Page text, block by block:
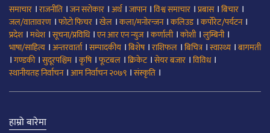
समाचार ।राजनीति ।जन सरोकार ।अर्थ।जापान।विश्व समाचार ।प्रबास।बिचार ।
जल/वातावरण ।फोटो फिचर ।खेल ।कला/मनोरन्जन।कलिउड।कर्पोरेट/पर्यटन।
प्रदेश।मधेश।सूचना/प्रविधि।एन आर एन न्युज।कर्णाली।कोशी।लुम्बिनी।
भाषा/साहित्य ।अन्तरवार्ता।सम्पादकीय ।बिशेष।राशिफल ।बिचित्र।स्वास्थ्य ।बागमती
।गण्डकी।सुदूरपश्चिम ।कृषि।फूटबल ।क्रिकेट।सेयर बजार ।विविध।
स्थानीयतह निर्वाचन।आम निर्वाचन २०७९ ।संस्कृति ।
हाम्रो बारेमा